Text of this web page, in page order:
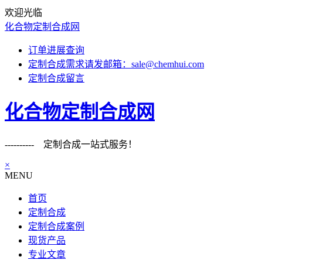
欢迎光临
化合物定制合成网
订单进展查询
定制合成需求请发邮箱：sale@chemhui.com
定制合成留言
化合物定制合成网
---------- 定制合成一站式服务！
×
MENU
首页
定制合成
定制合成案例
现货产品
专业文章